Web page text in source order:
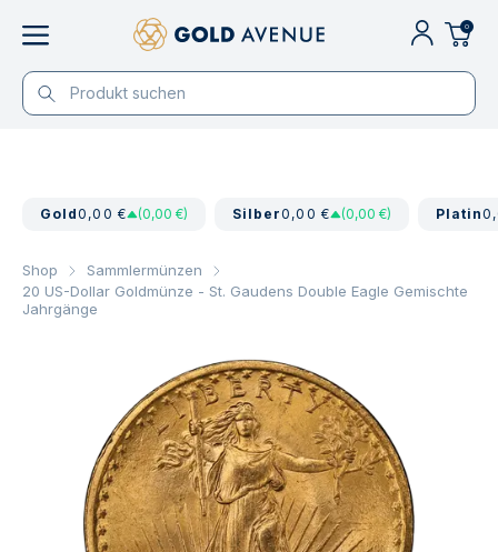
0
Gold0,00 € (0,00 €) Silber0,00 € (0,00 €) Platin
Shop
Sammlermünzen
20 US-Dollar Goldmünze - St. Gaudens Double Eagle Gemischte
Jahrgänge